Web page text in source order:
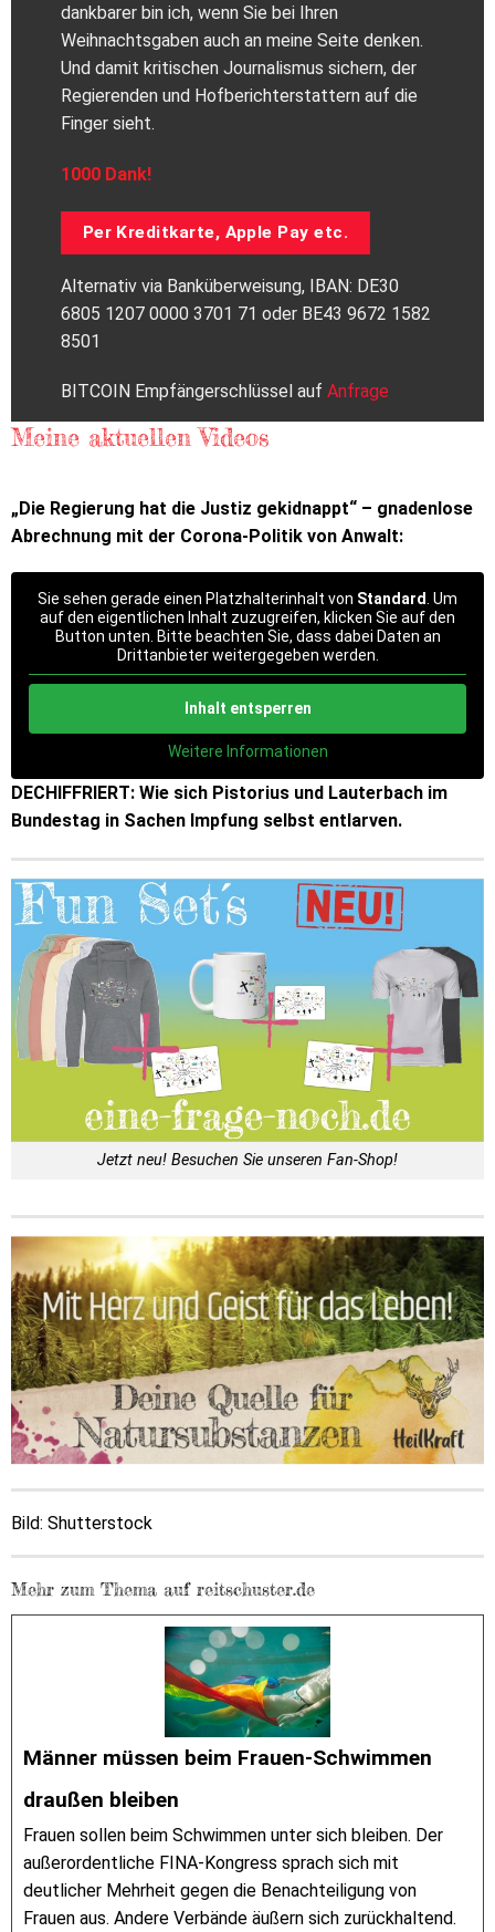
dankbarer bin ich, wenn Sie bei Ihren
Weihnachtsgaben auch an meine Seite denken.
Und damit kritischen Journalismus sichern, der
Regierenden und Hofberichterstattern auf die
Finger sieht.
1000 Dank!
Per Kreditkarte, Apple Pay etc.
Alternativ via Banküberweisung, IBAN: DE30
6805 1207 0000 3701 71 oder BE43 9672 1582
8501
BITCOIN Empfängerschlüssel auf Anfrage
Meine aktuellen Videos
„Die Regierung hat die Justiz gekidnappt“ – gnadenlose
Abrechnung mit der Corona-Politik von Anwalt:
Sie sehen gerade einen Platzhalterinhalt von Standard. Um
auf den eigentlichen Inhalt zuzugreifen, klicken Sie auf den
Button unten. Bitte beachten Sie, dass dabei Daten an
Drittanbieter weitergegeben werden.
Inhalt entsperren
Weitere Informationen
DECHIFFRIERT: Wie sich Pistorius und Lauterbach im
Bundestag in Sachen Impfung selbst entlarven.
Jetzt neu! Besuchen Sie unseren Fan-Shop!
Bild: Shutterstock
Mehr zum Thema auf reitschuster.de
Männer müssen beim Frauen-Schwimmen
draußen bleiben
Frauen sollen beim Schwimmen unter sich bleiben. Der
außerordentliche FINA-Kongress sprach sich mit
deutlicher Mehrheit gegen die Benachteiligung von
Frauen aus. Andere Verbände äußern sich zurückhaltend.